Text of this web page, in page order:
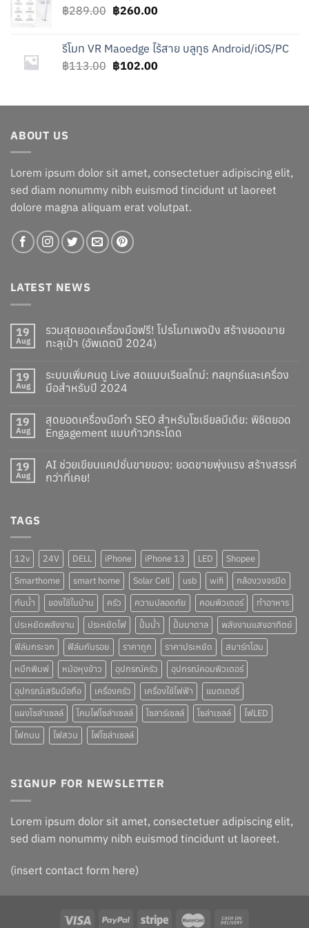
฿450.00.฿300.00.
฿289.00 Original
฿289.00.
฿260.00Current
฿260.00.
รีโมท VR Maoedge ไร้สาย บลูทูธ Android/iOS/PC
฿113.00 Original
฿113.00.
฿102.00Current
฿102.00.
ABOUT US
Lorem ipsum dolor sit amet, consectetuer adipiscing elit,
sed diam nonummy nibh euismod tincidunt ut laoreet
dolore magna aliquam erat volutpat.
LATEST NEWS
19
Aug
รวมสุดยอดเครื่องมือฟรี! โปรโมทเพจปัง สร้างยอดขาย
ทะลุเป้า (อัพเดตปี 2024)
19
Aug
ระบบเพิ่มคนดู Live สดแบบเรียลไทม์: กลยุทธ์และเครื่อง
มือสำหรับปี 2024
19
Aug
สุดยอดเครื่องมือทำ SEO สำหรับโซเชียลมีเดีย: พิชิตยอด
Engagement แบบก้าวกระโดด
19
Aug
AI ช่วยเขียนแคปชั่นขายของ: ยอดขายพุ่งแรง สร้างสรรค์
กว่าที่เคย!
TAGS
12v 24V DELL iPhone iPhone 13 LED
Shopee
Smarthome
smart home Solar Cell usb wifi
กล้องวงจรปิด
กันน้ำ
ของใช้ในบ้าน ครัว ความปลอดภัย คอมพิวเตอร์
ทำอาหาร
ประหยัดพลังงาน
ประหยัดไฟ ปั๊มน้ำ ปั๊มบาดาล
พลังงานแสงอาทิตย์
ฟิล์มกระจก
ฟิล์มกันรอย ราคาถูก ราคาประหยัด
สมาร์ทโฮม
หมึกพิมพ์
หม้อหุงข้าว อุปกรณ์ครัว
อุปกรณ์คอมพิวเตอร์
อุปกรณ์เสริมมือถือ
เครื่องครัว เครื่องใช้ไฟฟ้า
แบตเตอรี่
แผงโซล่าเซลล์
โคมไฟโซล่าเซลล์ โซลาร์เซลล์ โซล่าเซลล์
ไฟLED
ไฟถนน
ไฟสวน ไฟโซล่าเซลล์
SIGNUP FOR NEWSLETTER
Lorem ipsum dolor sit amet, consectetuer adipiscing elit,
sed diam nonummy nibh euismod tincidunt ut laoreet.
(insert contact form here)